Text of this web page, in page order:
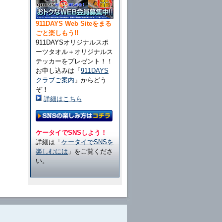
911DAYS Web Siteをまる
ごと楽しもう!!
911DAYSオリジナルスポ
ーツタオル＋オリジナルス
テッカーをプレゼント！！
お申し込みは「 911DAYS
クラブご案内 」からどう
ぞ！
詳細はこちら
ケータイでSNSしよう！
詳細は「 ケータイでSNSを
楽しむには 」をご覧くださ
い。